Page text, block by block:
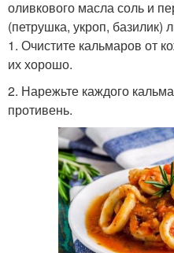
оливкового масла соль и
(петрушка, укроп, базилик)
1. Очистите кальмаров от
их хорошо.
2. Нарежьте каждого
противень.